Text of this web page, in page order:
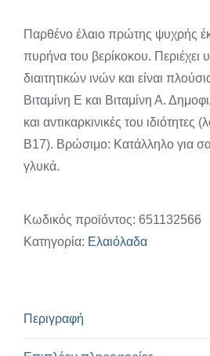
Παρθένο έλαιο πρώτης ψυχρής
πυρήνα του βερίκοκου. Περιέχει
διαιτητικών ινών και είναι
Βιταμίνη Ε και Βιταμίνη Α.
και αντικαρκινικές του ιδιότητες
B17). Βρώσιμο: Κατάλληλο για
γλυκά.
Κωδικός προϊόντος: 651132566
Κατηγορία: Ελαιόλαδα
Περιγραφή